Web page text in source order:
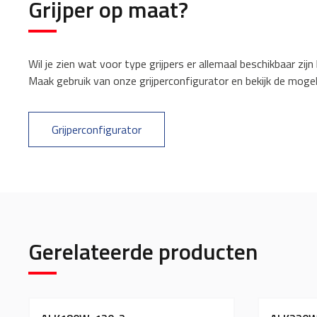
Grijper op maat?
Wil je zien wat voor type grijpers er allemaal beschikbaar zijn
Maak gebruik van onze grijperconfigurator en bekijk de
Grijperconfigurator
Gerelateerde producten